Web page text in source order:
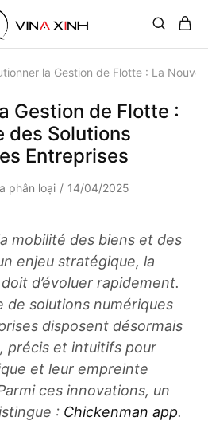
la Gestion de Flotte : La
Gestion de Flotte :
des Solutions
Entreprises
phân loại 14/04/2025
mobilité des biens et des
enjeu stratégique, la
d’évoluer rapidement.
de solutions numériques
disposent désormais
précis et intuitifs pour
et leur empreinte
ces innovations, un
: Chickenman app.